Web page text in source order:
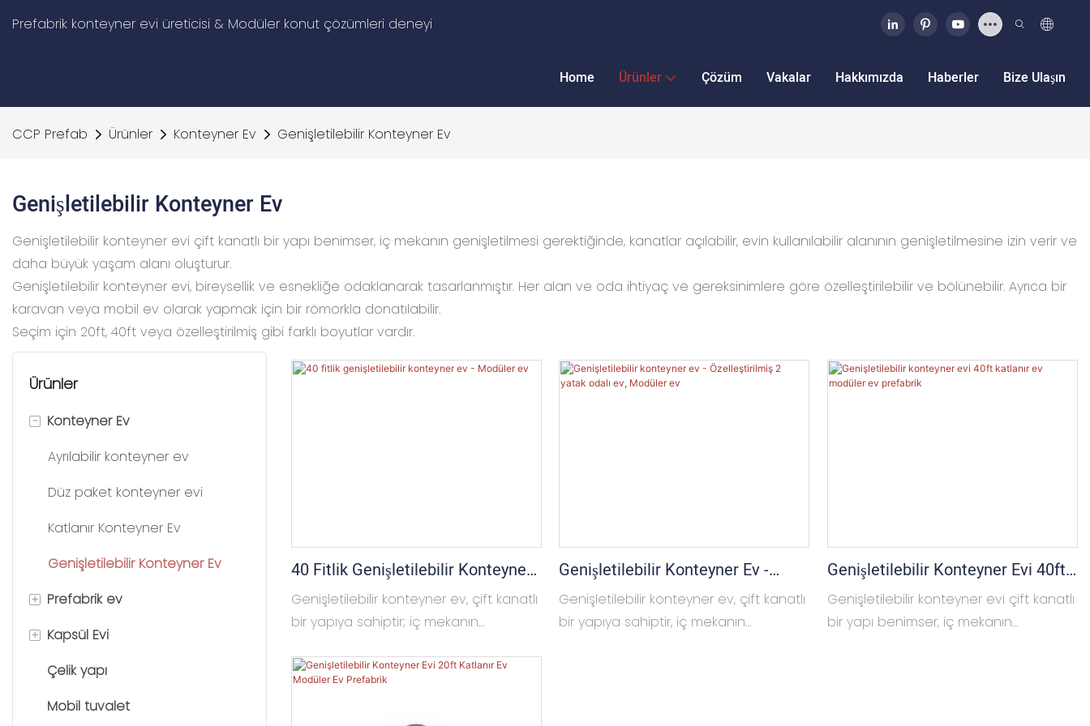
Prefabrik konteyner evi üreticisi & Modüler konut çözümleri deneyi
Home Ürünler Çözüm Vakalar Hakkımızda Haberler Bize Ulaşın
CCP Prefab Ürünler Konteyner Ev Genişletilebilir Konteyner Ev
Genişletilebilir Konteyner Ev
Genişletilebilir konteyner evi çift kanatlı bir yapı benimser, iç mekanın genişletilmesi gerektiğinde, kanatlar açılabilir, evin kullanılabilir alanının genişletilmesine izin verir ve
daha büyük yaşam alanı oluşturur.
Genişletilebilir konteyner evi, bireysellik ve esnekliğe odaklanarak tasarlanmıştır. Her alan ve oda ihtiyaç ve gereksinimlere göre özelleştirilebilir ve bölünebilir. Ayrıca bir
karavan veya mobil ev olarak yapmak için bir römorkla donatılabilir.
Seçim için 20ft, 40ft veya özelleştirilmiş gibi farklı boyutlar vardır.
Ürünler
-
Konteyner Ev
Ayrılabilir konteyner ev
Düz paket konteyner evi
Katlanır Konteyner Ev
Genişletilebilir Konteyner Ev
+ Prefabrik ev
K evi
T House
Prefabrik villa
+ Kapsül Evi
Uzay Kapsülü Evi
Elma Kabini
Çelik yapı
Mobil tuvalet
40 Fitlik Genişletilebilir Konteyner
Ev - Modüler Ev
Genişletilebilir konteyner ev, çift kanatlı
bir yapıya sahiptir; iç mekanın
açılarak evin kullanılabilir alanının
Genişletilebilir Konteyner Ev -
Özelleştirilmiş 2 Yatak Odalı Ev,
Modüler Ev
Genişletilebilir konteyner ev, çift kanatlı
bir yapıya sahiptir, iç mekanın
Genişletilebilir Konteyner Evi 40ft
Katlanır Ev Modüler Ev Prefabrik
Genişletilebilir konteyner evi çift kanatlı
bir yapı benimser, iç mekanın